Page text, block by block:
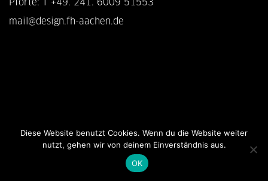
Pforte: T +49. 241. 6009 51553
mail@design.fh-aachen.de
Diese Website benutzt Cookies. Wenn du die Website weiter
nutzt, gehen wir von deinem Einverständnis aus.
OK